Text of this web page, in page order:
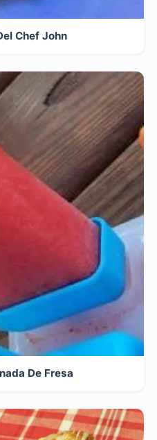
Chef John
De Fresa